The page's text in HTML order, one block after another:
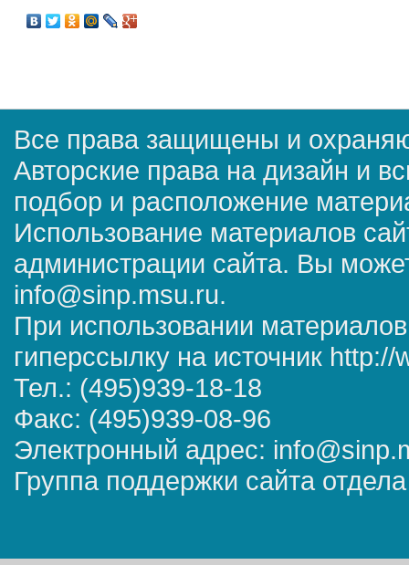
Все права защищены и
Авторские права на дизайн и
подбор и расположение
Использование материалов
администрации сайта. Вы
info@sinp.msu.ru.
При использовании
гиперссылку на источник
Тел.: (495)939-18-18
Факс: (495)939-08-96
Электронный адрес:
Группа поддержки сайта